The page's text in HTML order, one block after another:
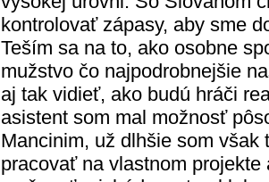
kontrolovať zápasy, aby sme
Teším sa na to, ako osobne
mužstvo čo najpodrobnejšie
aj tak vidieť, ako budú hráči
asistent som mal možnosť
Mancinim, už dlhšie som však
pracovať na vlastnom